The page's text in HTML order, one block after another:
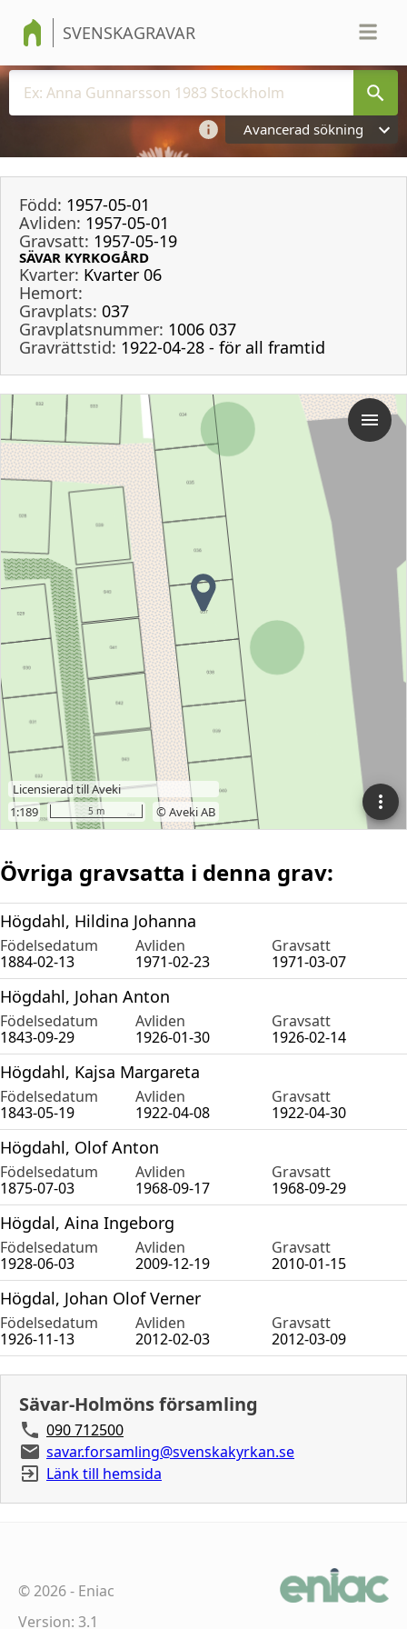
SVENSKAGRAVAR
Avancerad sökning
Född: 1957-05-01
Avliden: 1957-05-01
Gravsatt: 1957-05-19
SÄVAR KYRKOGÅRD
Kvarter: Kvarter 06
Hemort:
Gravplats: 037
Gravplatsnummer: 1006 037
Gravrättstid: 1922-04-28 - för all framtid
Övriga gravsatta i denna grav:
Högdahl, Hildina Johanna
Födelsedatum Avliden
Gravsatt
1884-02-13
1971-02-23 1971-03-07
Högdahl, Johan Anton
Födelsedatum Avliden
Gravsatt
1843-09-29
1926-01-30 1926-02-14
Högdahl, Kajsa Margareta
Födelsedatum Avliden
Gravsatt
1843-05-19
1922-04-08 1922-04-30
Högdahl, Olof Anton
Födelsedatum Avliden
Gravsatt
1875-07-03
1968-09-17 1968-09-29
Högdal, Aina Ingeborg
Födelsedatum Avliden
Gravsatt
1928-06-03
2009-12-19 2010-01-15
Högdal, Johan Olof Verner
Födelsedatum Avliden
Gravsatt
1926-11-13
2012-02-03 2012-03-09
Sävar-Holmöns församling
090 712500
savar.forsamling@svenskakyrkan.se
Länk till hemsida
©2026- Eniac
Version: 3.1